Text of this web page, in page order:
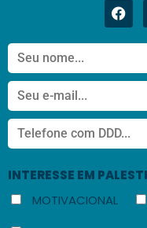
INTERESSE EM
MOTIVACIONAL